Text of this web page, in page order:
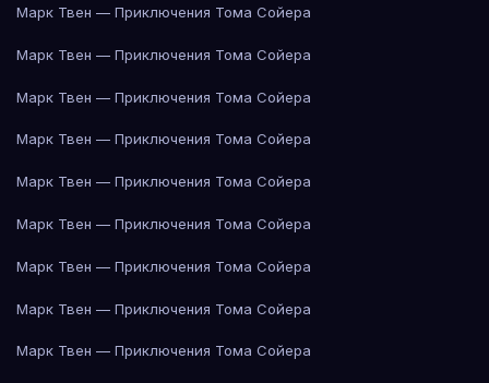
Марк Твен — Приключения Тома Сойера
Марк Твен — Приключения Тома Сойера
Марк Твен — Приключения Тома Сойера
Марк Твен — Приключения Тома Сойера
Марк Твен — Приключения Тома Сойера
Марк Твен — Приключения Тома Сойера
Марк Твен — Приключения Тома Сойера
Марк Твен — Приключения Тома Сойера
Марк Твен — Приключения Тома Сойера